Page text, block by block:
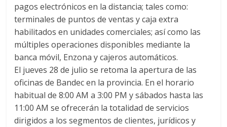
pagos electrónicos en la distancia; tales como:
terminales de puntos de ventas y caja extra
habilitados en unidades comerciales; así como las
múltiples operaciones disponibles mediante la
banca móvil, Enzona y cajeros automáticos.
El jueves 28 de julio se retoma la apertura de las
oficinas de Bandec en la provincia. En el horario
habitual de 8:00 AM a 3:00 PM y sábados hasta las
11:00 AM se ofrecerán la totalidad de servicios
dirigidos a los segmentos de clientes, jurídicos y